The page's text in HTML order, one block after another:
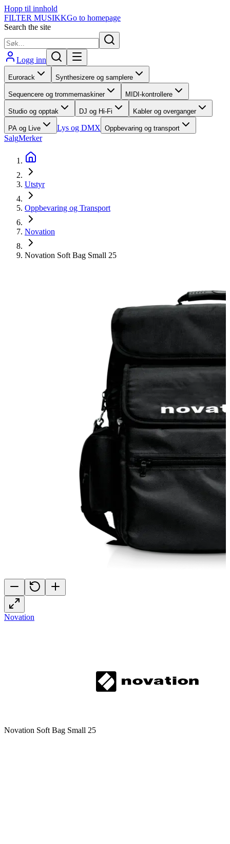
Hopp til innhold
FILTER MUSIKKGo to homepage
Search the site
Logg inn
Eurorack Synthesizere og samplere
Sequencere og trommemaskiner MIDI-kontrollere
Studio og opptak DJ og Hi-Fi Kabler og overganger
PA og Live Lys og DMX Oppbevaring og transport
SalgMerker
Utstyr
Oppbevaring og Transport
Novation
Novation Soft Bag Small 25
Novation
Novation Soft Bag Small 25